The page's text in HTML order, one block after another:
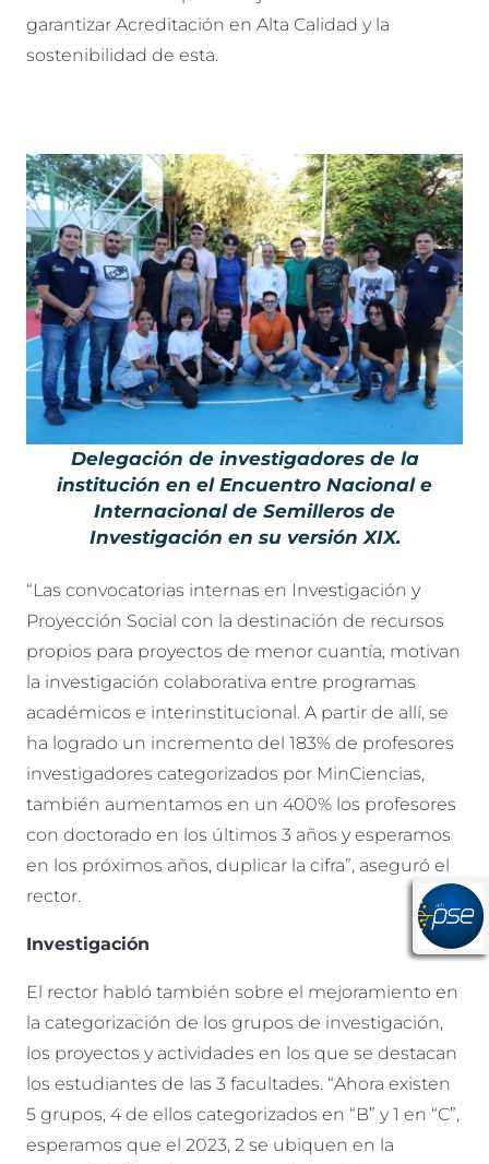
garantizar Acreditación en Alta Calidad y la
sostenibilidad de esta.
Delegación de investigadores de la
institución en el Encuentro Nacional e
Internacional de Semilleros de
Investigación en su versión XIX.
“Las convocatorias internas en Investigación y
Proyección Social con la destinación de recursos
propios para proyectos de menor cuantía, motivan
la investigación colaborativa entre programas
académicos e interinstitucional. A partir de allí, se
ha logrado un incremento del 183% de profesores
investigadores categorizados por MinCiencias,
también aumentamos en un 400% los profesores
con doctorado en los últimos 3 años y esperamos
en los próximos años, duplicar la cifra”, aseguró el
rector.
Investigación
El rector habló también sobre el mejoramiento en
la categorización de los grupos de investigación,
los proyectos y actividades en los que se destacan
los estudiantes de las 3 facultades. “Ahora existen
5 grupos, 4 de ellos categorizados en “B” y 1 en “C”,
esperamos que el 2023, 2 se ubiquen en la